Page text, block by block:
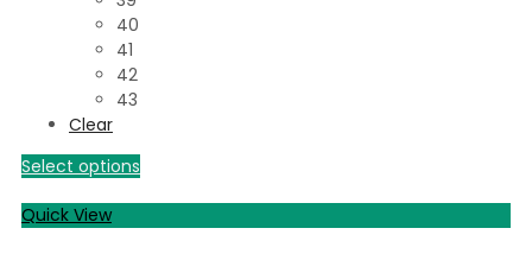
40
41
42
43
Clear
Select options
Quick View